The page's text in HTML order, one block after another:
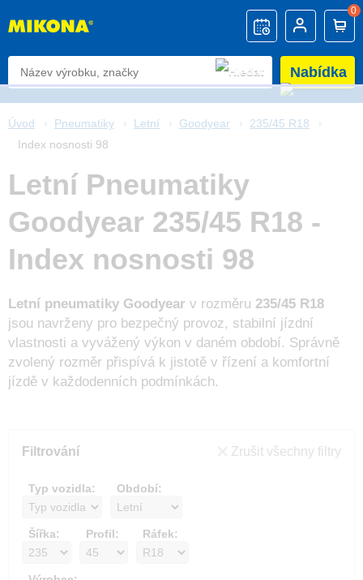
0
Nabídka
Úvod Pneumatiky Letní Goodyear
235/45 R18
Index nosnosti 98
Letní Pneumatiky
Goodyear 235/45 R18 -
Index nosnosti 98
Letní pneumatiky Goodyear v rozměru 235/45 R18
jsou navrženy pro bezpečný provoz, stabilní jízdní
vlastnosti a vyvážený výkon v daném období. Správně
zvolený rozměr přispívá k jistotě v řízení a komfortní
jízdě v každodenních podmínkách.
Filtrování Zrušit všechny filtry
Typ vozidla: Období:
Šířka: Profil: Ráfek: